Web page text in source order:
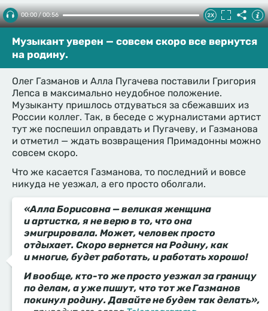
00:00 / 00:56
Музыкант уверен — совсем скоро все вернутся
на родину.
Олег Газманов и Алла Пугачева поставили Григория
Лепса в максимально неудобное положение.
Музыканту пришлось отдуваться за сбежавших из
России коллег. Так, в беседе с журналистами артист
тут же поспешил оправдать и Пугачеву, и Газманова
и отметил — ждать возвращения Примадонны можно
совсем скоро.
Что же касается Газманова, то последний и вовсе
никуда не уезжал, а его просто оболгали.
«Алла Борисовна — великая женщина
и артистка, я не верю в то, что она
эмигрировала. Может, человек просто
отдыхает. Скоро вернется на Родину, как
и многие, будет работать, и работать хорошо!
И вообще, кто-то же просто уезжал за границу
по делам, а уже пишут, что тот же Газманов
покинул родину. Давайте не будем так делать»,